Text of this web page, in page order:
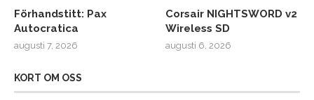
Förhandstitt: Pax
Autocratica
augusti 7, 2026
Corsair NIGHTSWORD v2
Wireless SD
augusti 6, 2026
KORT OM OSS